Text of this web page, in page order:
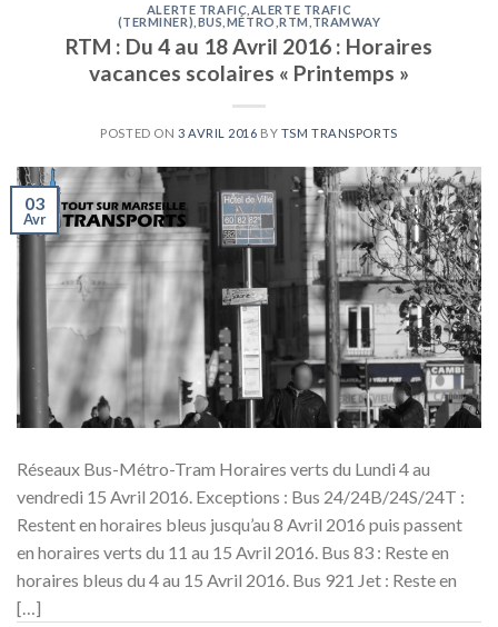
ALERTE TRAFIC ALERTE TRAFIC
(TERMINER) BUS MÉTRO ,RTM TRAMWAY
RTM : Du 4 au 18 Avril 2016 : Horaires
vacances scolaires « Printemps »
POSTED ON 3 AVRIL 2016 BY TSM TRANSPORTS
03
Avr
Réseaux Bus-Métro-Tram Horaires verts du Lundi 4 au
vendredi 15 Avril 2016. Exceptions : Bus 24/24B/24S/24T :
Restent en horaires bleus jusqu’au 8 Avril 2016 puis passent
en horaires verts du 11 au 15 Avril 2016. Bus 83 : Reste en
horaires bleus du 4 au 15 Avril 2016. Bus 921 Jet : Reste en
[…]